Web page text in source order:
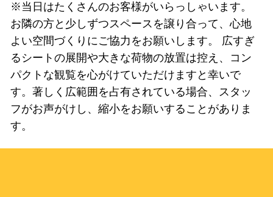
※当日はたくさんのお客様がいらっしゃいます。
お隣の方と少しずつスペースを譲り合って、心地
よい空間づくりにご協力をお願いします。 広すぎ
るシートの展開や大きな荷物の放置は控え、コン
パクトな観覧を心がけていただけますと幸いで
す。著しく広範囲を占有されている場合、スタッ
フがお声がけし、縮小をお願いすることがありま
す。